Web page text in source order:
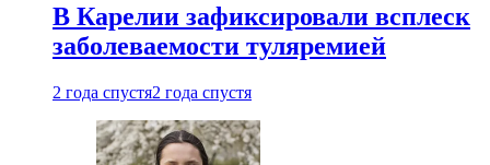
В Карелии зафиксировали всплеск
заболеваемости туляремией
2 года спустя2 года спустя